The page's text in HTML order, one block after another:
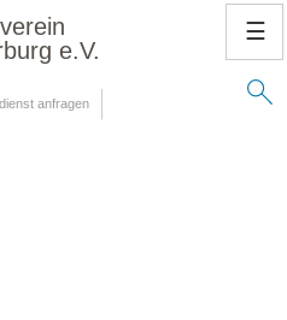
e.V.
anfragen
☰